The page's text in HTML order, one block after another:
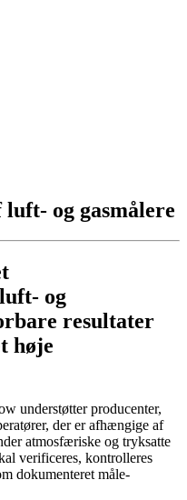
og gasmålere
og
resultater
høje
understøtter producenter,
der er afhængige af
atmosfæriske og tryksatte
verificeres, kontrolleres
dokumenteret måle-